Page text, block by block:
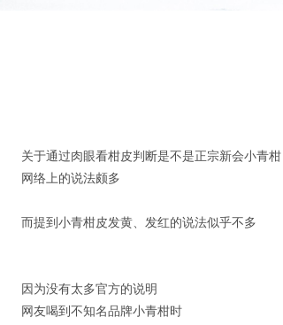
关于通过肉眼看柑皮判断是不是正宗新会小青柑
网络上的说法颇多
而提到小青柑皮发黄、发红的说法似乎不多
因为没有太多官方的说明
网友喝到不知名品牌小青柑时